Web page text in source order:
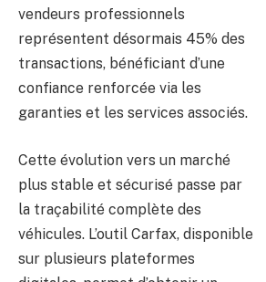
vendeurs professionnels
représentent désormais 45% des
transactions, bénéficiant d’une
confiance renforcée via les
garanties et les services associés.
Cette évolution vers un marché
plus stable et sécurisé passe par
la traçabilité complète des
véhicules. L’outil Carfax, disponible
sur plusieurs plateformes